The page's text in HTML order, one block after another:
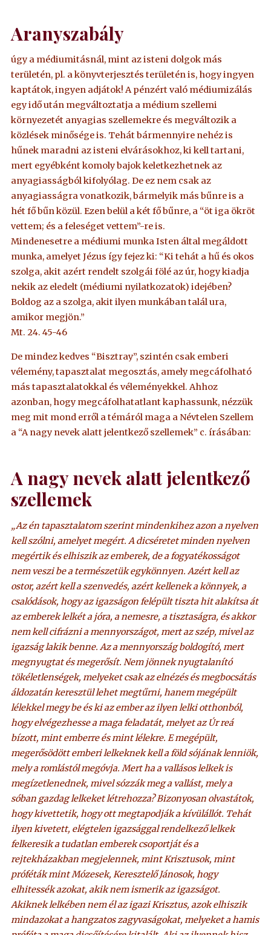
Aranyszabály
úgy a médiumitásnál, mint az isteni dolgok más
területén, pl. a könyvterjesztés területén is, hogy ingyen
kaptátok, ingyen adjátok! A pénzért való médiumizálás
egy idő után megváltoztatja a médium szellemi
környezetét anyagias szellemekre és megváltozik a
közlések minősége is. Tehát bármennyire nehéz is
hűnek maradni az isteni elvárásokhoz, ki kell tartani,
mert egyébként komoly bajok keletkezhetnek az
anyagiasságból kifolyólag. De ez nem csak az
anyagiasságra vonatkozik, bármelyik más bűnre is a
hét fő bűn közül. Ezen belül a két fő bűnre, a “öt iga ökröt
vettem; és a feleséget vettem”-re is.
Mindenesetre a médiumi munka Isten által megáldott
munka, amelyet Jézus így fejez ki: “Ki tehát a hű és okos
szolga, akit azért rendelt szolgái fölé az úr, hogy kiadja
nekik az eledelt (médiumi nyilatkozatok) idejében?
Boldog az a szolga, akit ilyen munkában talál ura,
amikor megjön.”
Mt. 24. 45-46
De mindez kedves “Bisztray”, szintén csak emberi
vélemény, tapasztalat megosztás, amely megcáfolható
más tapasztalatokkal és véleményekkel. Ahhoz
azonban, hogy megcáfolhatatlant kaphassunk, nézzük
meg mit mond erről a témáról maga a Névtelen Szellem
a “A nagy nevek alatt jelentkező szellemek” c. írásában:
A nagy nevek alatt jelentkező
szellemek
„Az én tapasztalatom szerint mindenkihez azon a nyelven
kell szólni, amelyet megért. A dicséretet minden nyelven
megértik és elhiszik az emberek, de a fogyatékosságot
nem veszi be a természetük egykönnyen. Azért kell az
ostor, azért kell a szenvedés, azért kellenek a könnyek, a
csalódások, hogy az igazságon felépült tiszta hit alakítsa át
az emberek lelkét a jóra, a nemesre, a tisztaságra, és akkor
nem kell cifrázni a mennyországot, mert az szép, mivel az
igazság lakik benne. Az a mennyország boldogító, mert
megnyugtat és megerősít. Nem jönnek nyugtalanító
tökéletlenségek, melyeket csak az elnézés és megbocsátás
áldozatán keresztül lehet megtűrni, hanem megépült
lélekkel megy be és ki az ember az ilyen lelki otthonból,
hogy elvégezhesse a maga feladatát, melyet az Úr reá
bízott, mint emberre és mint lélekre. E megépült,
megerősödött emberi lelkeknek kell a föld sójának lenniök,
mely a romlástól megóvja. Mert ha a vallásos lelkek is
megízetlenednek, mivel sózzák meg a vallást, mely a
sóban gazdag lelkeket létrehozza? Bizonyosan olvastátok,
hogy kivettetik, hogy ott megtapodják a kívülállót. Tehát
ilyen kivetett, elégtelen igazsággal rendelkező lelkek
felkeresik a tudatlan emberek csoportját és a
rejtekházakban megjelennek, mint Krisztusok, mint
próféták mint Mózesek, Keresztelő Jánosok, hogy
elhitessék azokat, akik nem ismerik az igazságot.
Akiknek lelkében nem él az igazi Krisztus, azok elhiszik
mindazokat a hangzatos zagyvaságokat, melyeket a hamis